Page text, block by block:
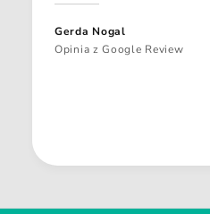
Gerda Nogal
Opinia z Google Review